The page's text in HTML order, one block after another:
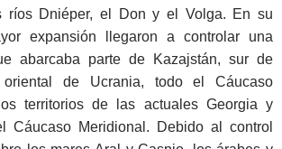
ríos Dniéper, el Don y el Volga. En su
expansión llegaron a controlar una
abarcaba parte de Kazajstán, sur de
de Ucrania, todo el Cáucaso
territorios de las actuales Georgia y
Cáucaso Meridional. Debido al control